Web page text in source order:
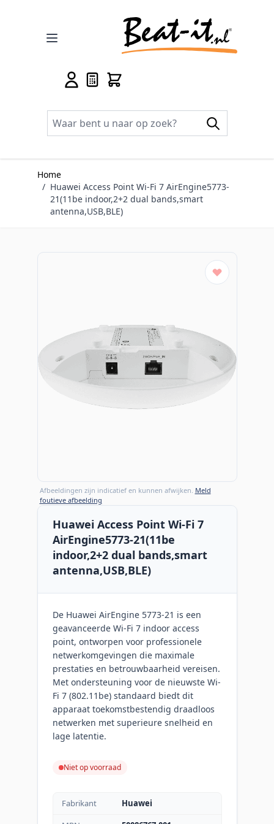
Home
/ Huawei Access Point Wi-Fi 7 AirEngine5773-
21(11be indoor,2+2 dual bands,smart
antenna,USB,BLE)
Afbeeldingen zijn indicatief en kunnen afwijken. Meld
foutieve afbeelding
Huawei Access Point Wi-Fi 7
AirEngine5773-21(11be
indoor,2+2 dual bands,smart
antenna,USB,BLE)
De Huawei AirEngine 5773-21 is een
geavanceerde Wi-Fi 7 indoor access
point, ontworpen voor professionele
netwerkomgevingen die maximale
prestaties en betrouwbaarheid vereisen.
Met ondersteuning voor de nieuwste Wi-
Fi 7 (802.11be) standaard biedt dit
apparaat toekomstbestendig draadloos
netwerken met superieure snelheid en
lage latentie.
Niet op voorraad
Fabrikant
Huawei